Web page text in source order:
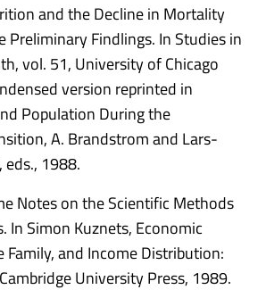
and the Decline in Mortality
Preliminary Findlings. In Studies in
vol. 51, University of Chicago
version reprinted in
Population During the
A. Brandstrom and Lars-
eds., 1988.
Notes on the Scientific Methods
In Simon Kuznets, Economic
Family, and Income Distribution:
University Press, 1989.